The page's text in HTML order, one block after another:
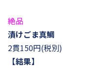
絶品
漬けごま真鯛
2貫150円(税別)
【結果】